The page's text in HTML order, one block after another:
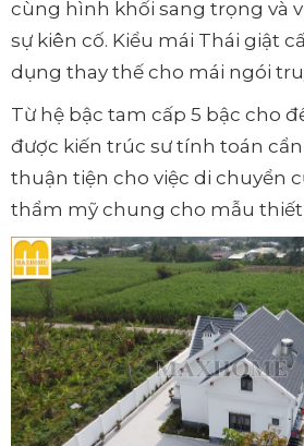
cùng hình khối sang trọng và
sự kiên cố. Kiểu mái Thái giật
dụng thay thế cho mái ngói
Từ hệ bậc tam cấp 5 bậc cho
được kiến trúc sư tính toán
thuận tiện cho việc di chuyển
thẩm mỹ chung cho mẫu thiết